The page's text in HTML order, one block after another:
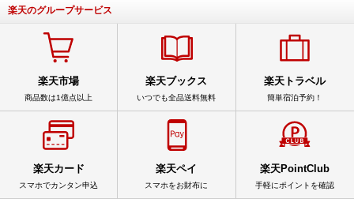
楽天のグループサービス
楽天市場
商品数は1億点以上
楽天ブックス
いつでも全品送料無料
楽天トラベル
簡単宿泊予約！
楽天カード
スマホでカンタン申込
楽天ペイ
スマホをお財布に
楽天PointClub
手軽にポイントを確認